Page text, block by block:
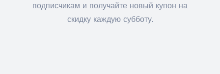
подписчикам и получайте новый купон на
скидку каждую субботу.